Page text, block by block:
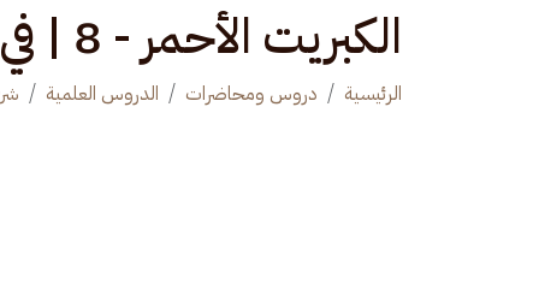
الكبريت الأحمر - 8 | في معرفة الحال
الرئيسية دروس ومحاضرات الدروس العلمية